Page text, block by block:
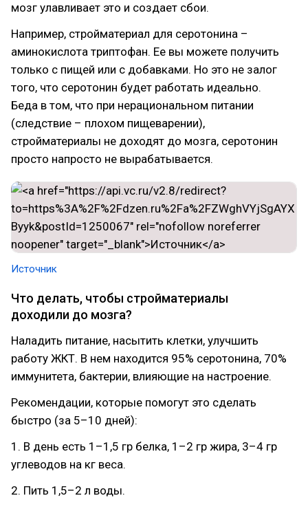
мозг улавливает это и создает сбои.
Например, стройматериал для серотонина –
аминокислота триптофан. Ее вы можете получить
только с пищей или с добавками. Но это не залог
того, что серотонин будет работать идеально.
Беда в том, что при нерациональном питании
(следствие – плохом пищеварении),
стройматериалы не доходят до мозга, серотонин
просто напросто не вырабатывается.
Источник
Что делать, чтобы стройматериалы
доходили до мозга?
Наладить питание, насытить клетки, улучшить
работу ЖКТ. В нем находится 95% серотонина, 70%
иммунитета, бактерии, влияющие на настроение.
Рекомендации, которые помогут это сделать
быстро (за 5–10 дней):
1. В день есть 1–1,5 гр белка, 1–2 гр жира, 3–4 гр
углеводов на кг веса.
2. Пить 1,5–2 л воды.